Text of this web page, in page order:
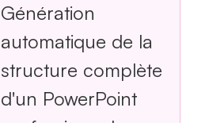
Génération
automatique de la
structure complète
d'un PowerPoint